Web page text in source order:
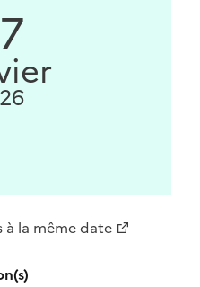
à la même date